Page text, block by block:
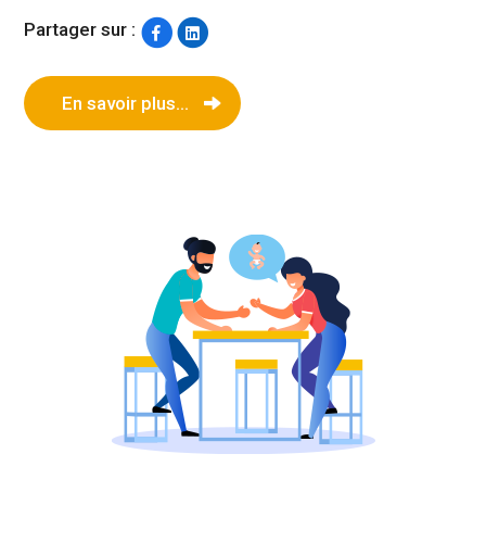
Partager sur :
En savoir plus...